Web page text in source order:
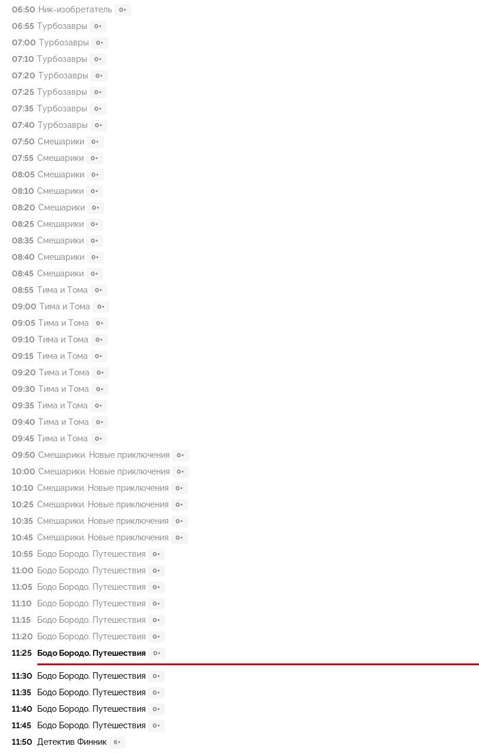
06:50 Ник-изобретатель 0+
06:55 Туpбозавры 0+
07:00 Туpбозавры 0+
07:10 Туpбозавры 0+
07:20 Туpбозавры 0+
07:25 Турбoзавры 0+
07:35 Турбoзавры 0+
07:40 Турбoзавры 0+
07:50 Смешарики 0+
07:55 Смешарики 0+
08:05 Смешарики 0+
08:10 Смешарики 0+
08:20 Смешарики 0+
08:25 Смешарики 0+
08:35 Смешарики 0+
08:40 Смешарики 0+
08:45 Смешарики 0+
08:55 Тима и Тома 0+
09:00 Тима и Тома 0+
09:05 Тима и Тома 0+
09:10 Тима и Тома 0+
09:15 Тима и Тома 0+
09:20 Тима и Тома 0+
09:30 Тима и Тома 0+
09:35 Тима и Тома 0+
09:40 Тима и Тома 0+
09:45 Тима и Тома 0+
09:50 Смешарики. Новые приключения 0+
10:00 Смешарики. Новые приключения 0+
10:10 Смешарики. Новые приключения 0+
10:25 Смешарики. Новые приключения 0+
10:35 Смешарики. Новые приключения 0+
10:45 Смешарики. Новые приключения 0+
10:55 Бодо Бородо. Путешествия 0+
11:00 Бодо Бородо. Путешествия 0+
11:05 Бодо Бородо. Путешествия 0+
11:10 Бодо Бородо. Путешествия 0+
11:15 Бодо Бородо. Путешествия 0+
11:20 Бодо Бородо. Путешествия 0+
11:25 Бодо Бородо. Путешествия 0+
11:30 Бодо Бородо. Путешествия 0+
11:35 Бодо Бородо. Путешествия 0+
11:40 Бодо Бородо. Путешествия 0+
11:45 Бодо Бородо. Путешествия 0+
11:50 Детектив Финник 6+